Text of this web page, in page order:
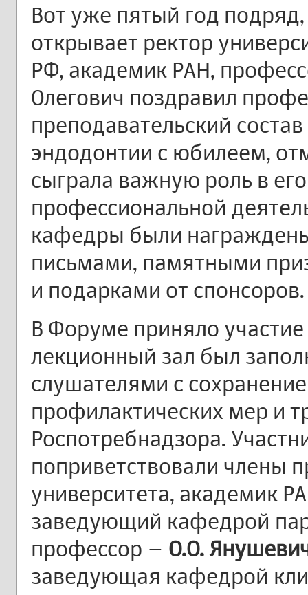
Вот уже пятый год
открывает ректор
РФ, академик РАН,
Олегович поздравил
преподавательский
эндодонтии с юбилеем,
сыграла важную роль в
профессиональной
кафедры были
письмами, памятными
и подарками от спонсоров.
В Форуме приняло
лекционный зал был
слушателями с
профилактических мер и
Роспотребнадзора.
поприветствовали члены
университета, академик
заведующий кафедрой
профессор – О.О.
заведующая кафедрой